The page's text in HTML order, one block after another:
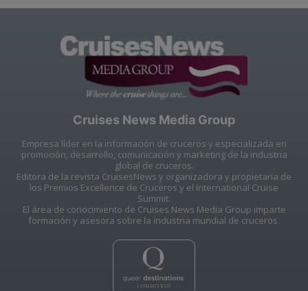
Cruises News Media Group
Empresa líder en la información de cruceros y especializada en
promoción, desarrollo, comunicación y marketing de la industria
global de cruceros.
Editora de la revista CruisesNews y organizadora y propietaria de
los Premios Excellence de Cruceros y el International Cruise
Summit.
El área de conocimiento de Cruises News Media Group imparte
formación y asesora sobre la industria mundial de cruceros.